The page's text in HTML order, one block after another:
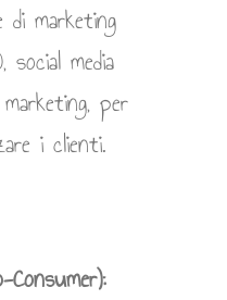
di marketing
social media
per
i clienti.